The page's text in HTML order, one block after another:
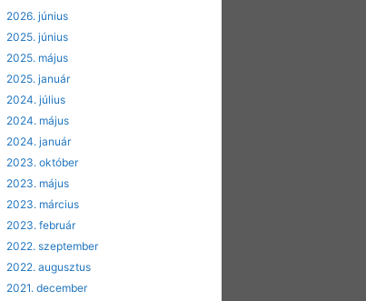
2026. június
2025. június
2025. május
2025. január
2024. július
2024. május
2024. január
2023. október
2023. május
2023. március
2023. február
2022. szeptember
2022. augusztus
2021. december